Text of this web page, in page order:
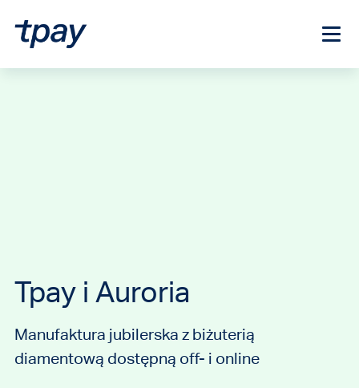
Tpay i Auroria
Manufaktura jubilerska z biżuterią
diamentową dostępną off- i online